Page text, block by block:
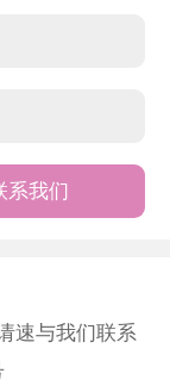
系我们
速与我们联系